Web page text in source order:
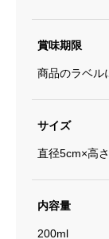
賞味期限
商品のラベル
サイズ
直径5cm×高
内容量
200ml